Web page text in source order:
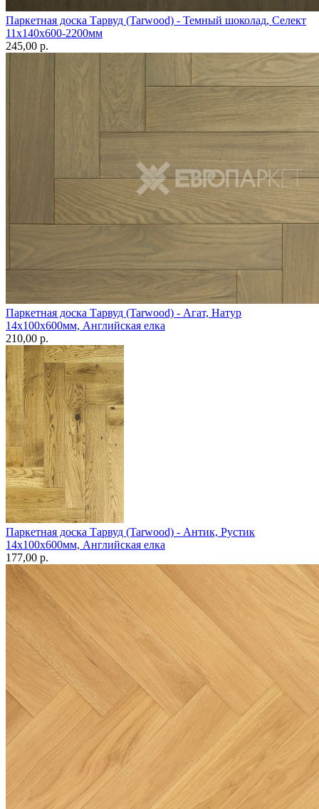
Паркетная доска Тарвуд (Tarwood) - Темный шоколад, Селект
11х140х600-2200мм
245,00 p.
Паркетная доска Тарвуд (Tarwood) - Агат, Натур
14х100х600мм, Английская елка
210,00 p.
Паркетная доска Тарвуд (Tarwood) - Антик, Рустик
14х100х600мм, Английская елка
177,00 p.